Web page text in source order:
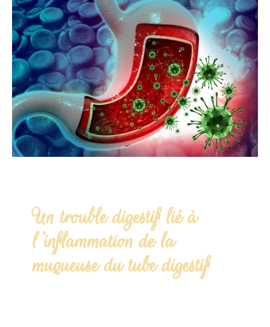
Un trouble digestif lié à
l'inflammation de la
muqueuse du tube digestif